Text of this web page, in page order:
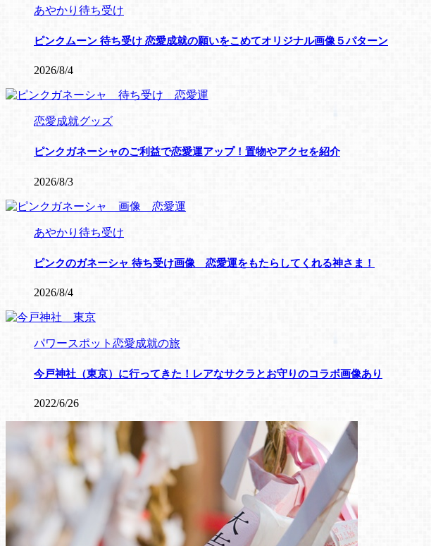
あやかり待ち受け
ピンクムーン 待ち受け 恋愛成就の願いをこめてオリジナル画像５パターン
2026/8/4
恋愛成就グッズ
ピンクガネーシャのご利益で恋愛運アップ！置物やアクセを紹介
2026/8/3
あやかり待ち受け
ピンクのガネーシャ 待ち受け画像 恋愛運をもたらしてくれる神さま！
2026/8/4
パワースポット恋愛成就の旅
今戸神社（東京）に行ってきた！レアなサクラとお守りのコラボ画像あり
2022/6/26